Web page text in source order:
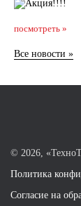
посмотреть »
Все новости »
© 2026,
Политика
Согласие на